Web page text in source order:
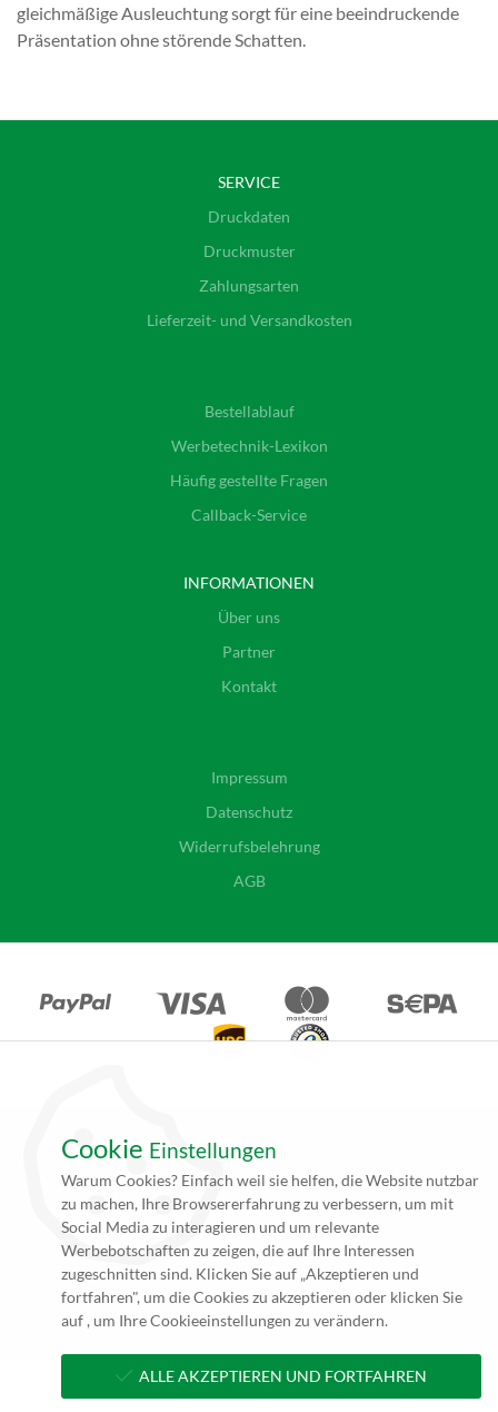
gleichmäßige Ausleuchtung sorgt für eine beeindruckende
Präsentation ohne störende Schatten.
SERVICE
Druckdaten
Druckmuster
Zahlungsarten
Lieferzeit- und Versandkosten
Bestellablauf
Werbetechnik-Lexikon
Häufig gestellte Fragen
Callback-Service
INFORMATIONEN
Über uns
Partner
Kontakt
Impressum
Datenschutz
Widerrufsbelehrung
AGB
*Alle Angebote auf unseren Seiten gelten ausschließlich für
Gewerbetreibende. Alle Preisangaben auf unseren Seiten verstehen
sich daher (rein netto, zzgl. 19% MwSt.) und Versandkosten. Falls
nicht angegeben beträgt die Lieferzeit innerhalb Deutschlands ca. 4
bis 5 Werktage (5 bis 10 Werktage per Spedition) nach
Zahlungseingang und Erhalt der druckfertigen Daten.
**zzgl. Versandkosten
Cookie Einstellungen
Warum Cookies? Einfach weil sie helfen, die Website nutzbar
zu machen, Ihre Browsererfahrung zu verbessern, um mit
Social Media zu interagieren und um relevante
Werbebotschaften zu zeigen, die auf Ihre Interessen
zugeschnitten sind. Klicken Sie auf „Akzeptieren und
fortfahren", um die Cookies zu akzeptieren oder klicken Sie
auf , um Ihre Cookieeinstellungen zu verändern.
ALLE AKZEPTIEREN UND FORTFAHREN